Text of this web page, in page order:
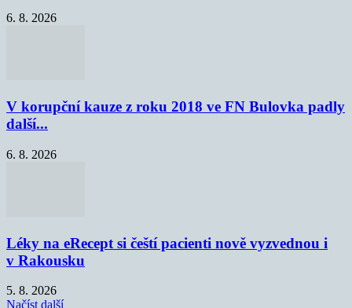
6. 8. 2026
V korupční kauze z roku 2018 ve FN Bulovka padly
další...
6. 8. 2026
Léky na eRecept si čeští pacienti nově vyzvednou i
v Rakousku
5. 8. 2026
Načíst další